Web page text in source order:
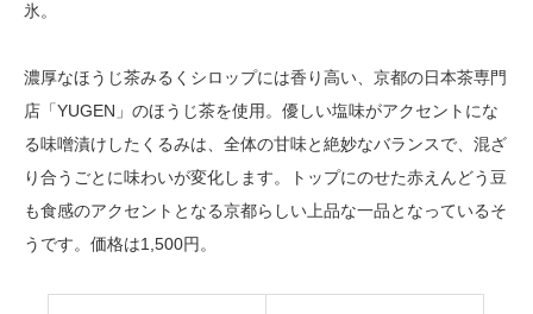
氷。
濃厚なほうじ茶みるくシロップには香り高い、京都の日本茶専門
店「YUGEN」のほうじ茶を使用。優しい塩味がアクセントにな
る味噌漬けしたくるみは、全体の甘味と絶妙なバランスで、混ざ
り合うごとに味わいが変化します。トップにのせた赤えんどう豆
も食感のアクセントとなる京都らしい上品な一品となっているそ
うです。価格は1,500円。